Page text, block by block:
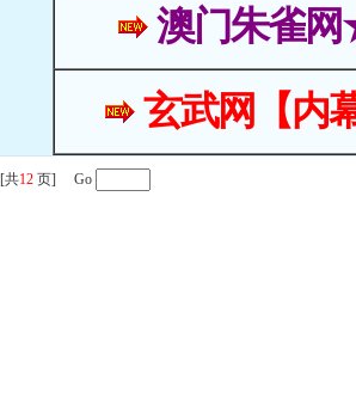
澳门朱雀
玄武网【内
[共12 页] Go